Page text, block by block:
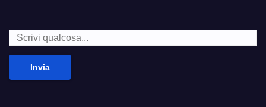
Invia